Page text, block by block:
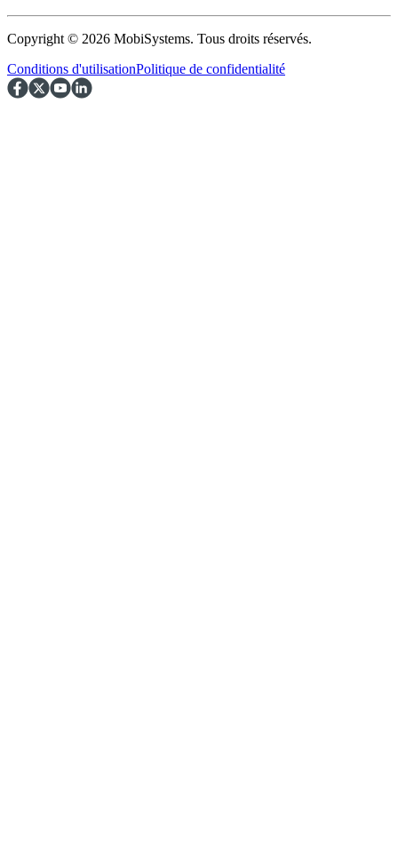
Copyright © 2026 MobiSystems. Tous droits réservés.
Conditions d'utilisationPolitique de confidentialité